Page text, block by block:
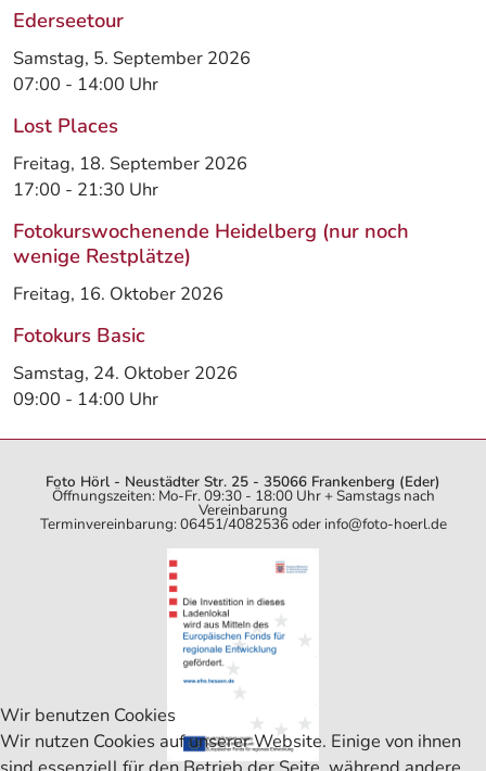
Ederseetour
Samstag, 5. September 2026
07:00 - 14:00 Uhr
Lost Places
Freitag, 18. September 2026
17:00 - 21:30 Uhr
Fotokurswochenende Heidelberg (nur noch
wenige Restplätze)
Freitag, 16. Oktober 2026
Fotokurs Basic
Samstag, 24. Oktober 2026
09:00 - 14:00 Uhr
Foto Hörl - Neustädter Str. 25 - 35066 Frankenberg (Eder)
Öffnungszeiten: Mo-Fr. 09:30 - 18:00 Uhr + Samstags nach
Vereinbarung
Terminvereinbarung: 06451/4082536 oder info@foto-hoerl.de
Wir benutzen Cookies
Wir nutzen Cookies auf unserer Website. Einige von ihnen